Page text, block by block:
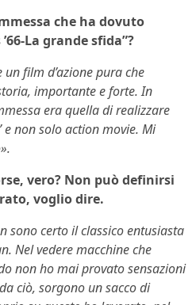
che ha dovuto
La grande sfida”?
film d’azione pura che
importante e forte. In
era quella di realizzare
e non solo action movie. Mi
vero? Non può definirsi
voglio dire.
sono certo il classico entusiasta
Nel vedere macchine che
non ho mai provato sensazioni
ciò, sorgono un sacco di